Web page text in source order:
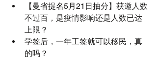
【曼省提名5月21日抽分】获邀人数
不过百，是疫情影响还是人数已达
上限？
学签后，一年工签就可以移民，真
的吗？